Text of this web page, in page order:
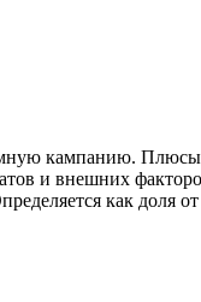
кампанию. Плюсы:
и внешних
как доля